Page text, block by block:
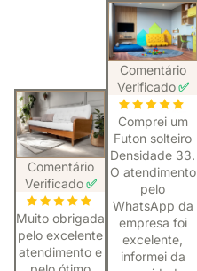
Comentário
Verificado✅
Muito obrigada
pelo excelente
atendimento e
Comentário
Verificado✅
Comprei um
Futon solteiro
Densidade 33.
O atendimento
pelo
WhatsApp da
empresa foi
excelente,
informei da